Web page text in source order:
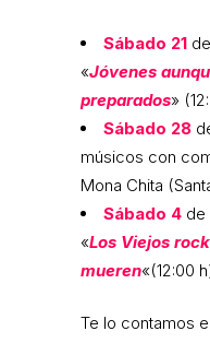
Sábado 21
«Jóvenes
preparados»
Sábado 28
músicos con
Mona Chita
Sábado 4 de
«Los Viejos
mueren«(12:00
Te lo contamos